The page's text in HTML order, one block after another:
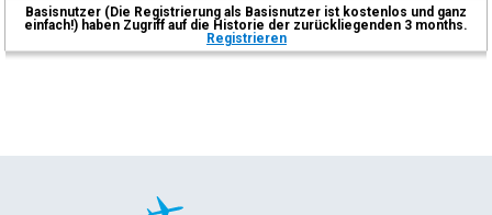
Basisnutzer (Die Registrierung als Basisnutzer ist kostenlos und ganz
einfach!) haben Zugriff auf die Historie der zurückliegenden 3 months.
Registrieren